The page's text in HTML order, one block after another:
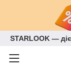
STARLOOK —